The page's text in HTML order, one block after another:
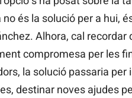
no és la solució per a hui,
Alhora, cal recordar
compromesa per les
la solució passaria
destinar noves ajudes